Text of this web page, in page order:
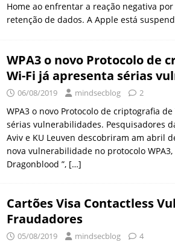
Home ao enfrentar a reação negativa
retenção de dados. A Apple está
WPA3 o novo Protocolo de
Wi-Fi já apresenta sérias
06/08/2019 mindsecblog 2
WPA3 o novo Protocolo de criptografia
sérias vulnerabilidades. Pesquisadores
Aviv e KU Leuven descobriram am abril
nova vulnerabilidade no protocolo
Dragonblood ”, […]
Cartões Visa Contactless
Fraudadores
05/08/2019 mindsecblog 4